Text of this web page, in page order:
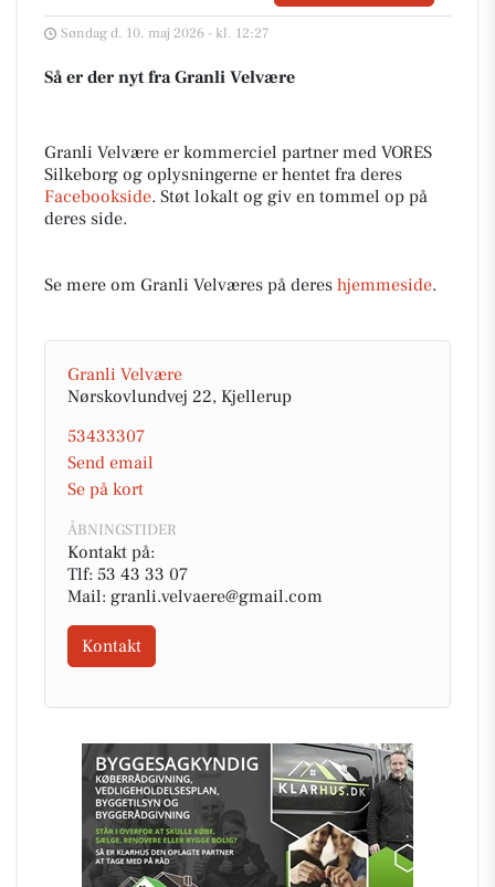
Søndag d. 10. maj 2026 - kl. 12:27
Så er der nyt fra Granli Velvære
Granli Velvære er kommerciel partner med VORES
Silkeborg og oplysningerne er hentet fra deres
Facebookside. Støt lokalt og giv en tommel op på
deres side.
Se mere om Granli Velværes på deres hjemmeside.
Granli Velvære
Nørskovlundvej 22, Kjellerup
53433307
Send email
Se på kort
ÅBNINGSTIDER
Kontakt på:
Tlf: 53 43 33 07
Mail: granli.velvaere@gmail.com
Kontakt